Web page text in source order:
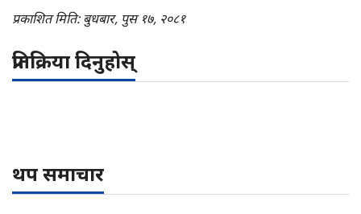
प्रकाशित मिति: बुधबार, पुस १७, २०८१
प्रतिक्रिया दिनुहोस्
थप समाचार